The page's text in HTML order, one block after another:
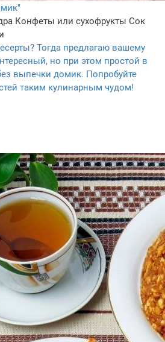
Конфеты или сухофрукты Сок
Тогда предлагаю вашему
но при этом простой в
выпечки домик. Попробуйте
таким кулинарным чудом!